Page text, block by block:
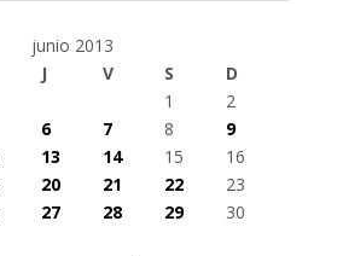
junio 2013
J V S
D
1
2
6 7 8
9
13 14 15
16
20 21 22
23
27 28 29
30